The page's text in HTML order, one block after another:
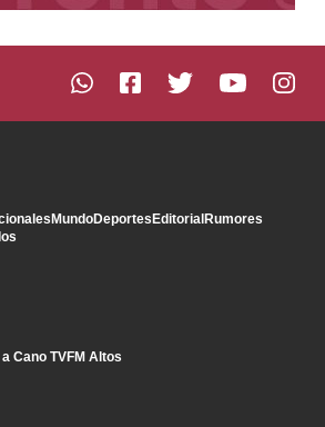
MundoDeportesEditorialRumores
Cano TVFM Altos